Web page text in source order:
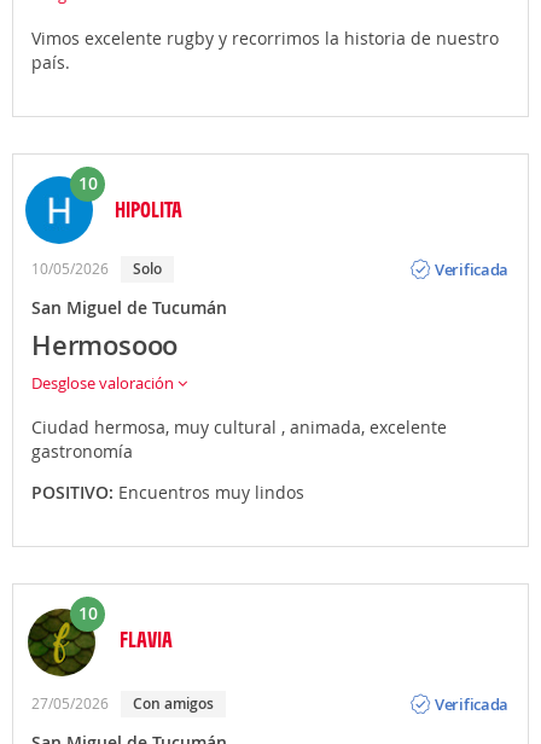
Vimos excelente rugby y recorrimos la historia de nuestro
país.
10
HIPOLITA
10/05/2026 Solo
Verificada
San Miguel de Tucumán
Hermosooo
Desglose valoración
Ciudad hermosa, muy cultural , animada, excelente
gastronomía
POSITIVO: Encuentros muy lindos
10
FLAVIA
27/05/2026 Con amigos
Verificada